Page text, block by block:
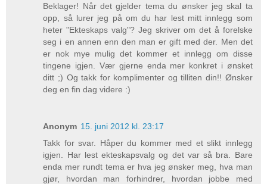
Beklager! Når det gjelder tema du ønsker jeg skal ta
opp, så lurer jeg på om du har lest mitt innlegg som
heter "Ekteskaps valg"? Jeg skriver om det å forelske
seg i en annen enn den man er gift med der. Men det
er nok mye mulig det kommer et innlegg om disse
tingene igjen. Vær gjerne enda mer konkret i ønsket
ditt ;) Og takk for komplimenter og tilliten din!! Ønsker
deg en fin dag videre :)
Anonym 15. juni 2012 kl. 23:17
Takk for svar. Håper du kommer med et slikt innlegg
igjen. Har lest ekteskapsvalg og det var så bra. Bare
enda mer rundt tema er hva jeg ønsker meg, hva man
gjør, hvordan man forhindrer, hvordan jobbe med